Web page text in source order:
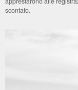
scontato.